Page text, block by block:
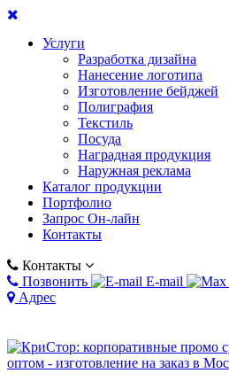
Услуги
Разработка дизайна
Нанесение логотипа
Изготовление бейджей
Полиграфия
Текстиль
Посуда
Наградная продукция
Наружная реклама
Каталог продукции
Портфолио
Запрос Он-лайн
Контакты
Контакты
Позвонить
E-mail
Адрес